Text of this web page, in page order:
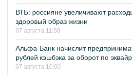
ВТБ: россияне увеличивают
здоровый образ жизни
07 августа 11:50
Альфа-Банк начислит
рублей кэшбэка за оборот по
07 августа 10:00